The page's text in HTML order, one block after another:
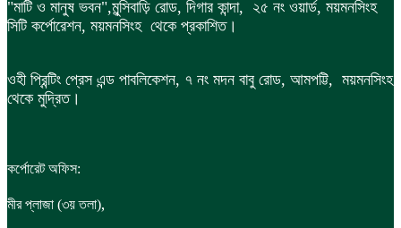
"মাটি ও মানুষ ভবন",মুন্সিবাড়ি রোড, দিগার কান্দা, ২৫ নং ওয়ার্ড, ময়মনসিংহ
সিটি কর্পোরেশন, ময়মনসিংহ থেকে প্রকাশিত।
ওহী প্রিন্টিং প্রেস এন্ড পাবলিকেশন, ৭ নং মদন বাবু রোড, আমপট্টি, ময়মনসিংহ
থেকে মুদ্রিত।
কর্পোরেট অফিস:
মীর প্লাজা (৩য় তলা),